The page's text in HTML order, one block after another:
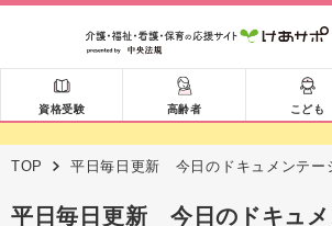
資格受験 高齢者 こども
TOP 平日毎日更新 今日のドキュメンテ
平日毎日更新 今日のドキュメ